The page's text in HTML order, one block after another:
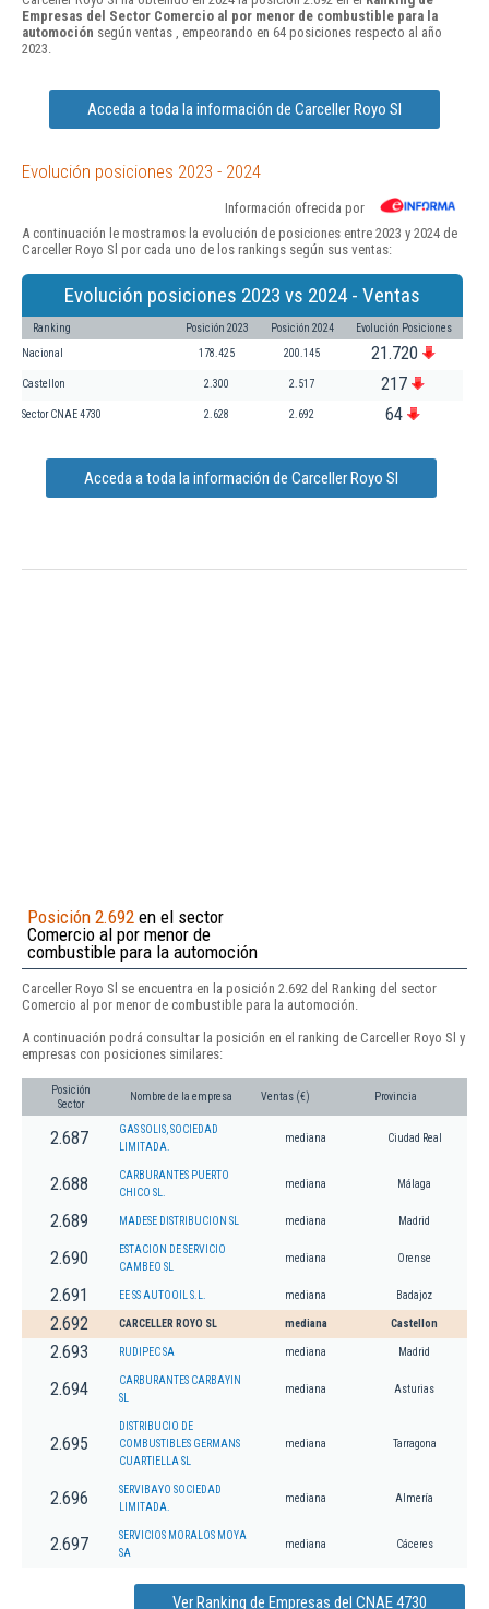
Empresas del Sector Comercio al por menor de combustible para la
automoción según ventas , empeorando en 64 posiciones respecto al año
2023.
Acceda a toda la información de Carceller Royo Sl
Evolución posiciones 2023 - 2024
Información ofrecida por
A continuación le mostramos la evolución de posiciones entre 2023 y 2024 de
Carceller Royo Sl por cada uno de los rankings según sus ventas:
Evolución posiciones 2023 vs 2024 - Ventas
Ranking Posición 2023 Posición 2024 Evolución Posiciones
Nacional 178.425 200.145 21.720
Castellon 2.300 2.517 217
Sector CNAE 4730 2.628 2.692 64
Acceda a toda la información de Carceller Royo Sl
Posición 2.692 en el sector
Comercio al por menor de
combustible para la automoción
Carceller Royo Sl se encuentra en la posición 2.692 del Ranking del sector
Comercio al por menor de combustible para la automoción.
A continuación podrá consultar la posición en el ranking de Carceller Royo Sl y
empresas con posiciones similares:
Posición
Sector
Nombre de la empresa Ventas (€) Provincia
2.687
GAS SOLIS, SOCIEDAD
LIMITADA.
mediana Ciudad Real
2.688
CARBURANTES PUERTO
CHICO SL.
mediana Málaga
2.689 MADESE DISTRIBUCION SL mediana Madrid
2.690
ESTACION DE SERVICIO
CAMBEO SL
mediana Orense
2.691 EE SS AUTOOIL S.L. mediana Badajoz
2.692 CARCELLER ROYO SL mediana Castellon
2.693 RUDIPEC SA mediana Madrid
2.694
CARBURANTES CARBAYIN
SL
mediana Asturias
2.695
DISTRIBUCIO DE
COMBUSTIBLES GERMANS
CUARTIELLA SL
mediana Tarragona
2.696
SERVIBAYO SOCIEDAD
LIMITADA.
mediana Almería
2.697
SERVICIOS MORALOS MOYA
SA
mediana Cáceres
Ver Ranking de Empresas del CNAE 4730